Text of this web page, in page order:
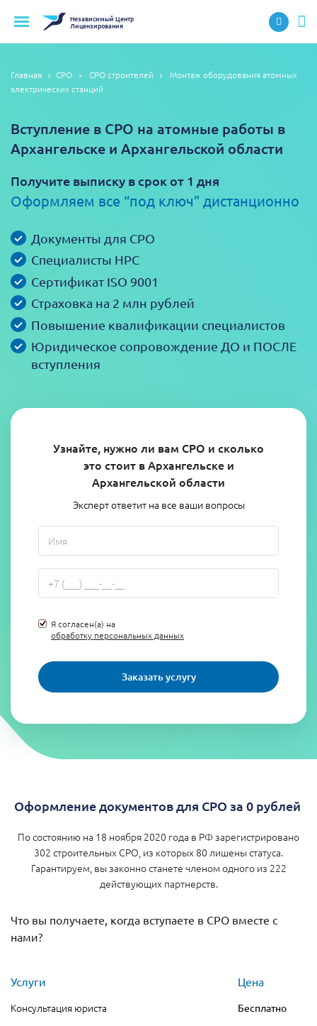
НезависимыйЦентр
Лицензирования
Главная СРО СРО строителей
Монтаж оборудования атомных
электрических станций
Узнайте, нужно ли вам СРО и сколько
это стоит в Архангельске и
Архангельской области
Эксперт ответит на все ваши вопросы
Я согласен(а) на
обработку персональных данных
Заказать услугу
Вступление в СРО на атомные работы в
Архангельске и Архангельской области
Получите выписку в срок от 1 дня
Оформляем все “под ключ” дистанционно
Документы для СРО
Специалисты НРС
Сертификат ISO 9001
Страховка на 2 млн рублей
Повышение квалификации специалистов
Юридическое сопровождение ДО и ПОСЛЕ
вступления
Оформление документов для СРО за 0 рублей
По состоянию на 18 ноября 2020 года в РФ зарегистрировано
302 строительных СРО, из которых 80 лишены статуса.
Гарантируем, вы законно станете членом одного из 222
действующих партнерств.
Что вы получаете, когда вступаете в СРО вместе с
нами?
Услуги
Цена
Консультация юриста
Бесплатно